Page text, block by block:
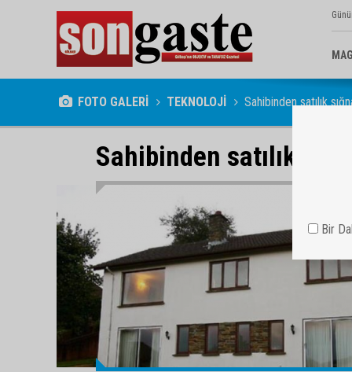
FOTO GALERİ TEKNOLOJİ Sahibinden satılık
Sahibinden satılık
Bir